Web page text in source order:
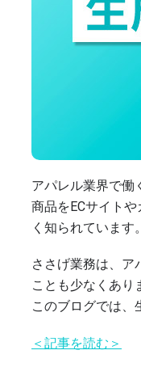
アパレル業界で働
商品をECサイト
く知られています。
ささげ業務は、ア
ことも少なくあり
このブログでは、
＜記事を読む＞